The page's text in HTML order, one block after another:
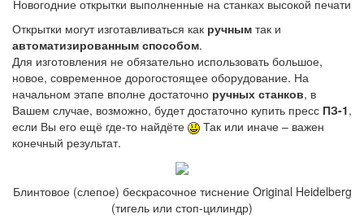
Новогодние открытки выполненные на станках высокой печати
Открытки могут изготавливаться как ручным так и
автоматизированным способом.
Для изготовления не обязательно использовать большое,
новое, современное дорогостоящее оборудование. На
начальном этапе вполне достаточно ручных станков, в
Вашем случае, возможно, будет достаточно купить пресс ПЗ-1,
если Вы его ещё где-то найдёте
Так или иначе – важен
конечный результат.
Блинтовое (слепое) бескрасочное тиснение Original Heidelberg
(тигель или стоп-цилиндр)